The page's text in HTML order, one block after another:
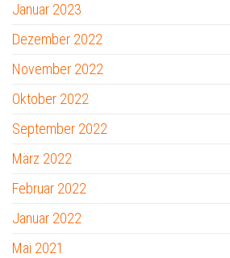
Januar 2023
Dezember 2022
November 2022
Oktober 2022
September 2022
März 2022
Februar 2022
Januar 2022
Mai 2021